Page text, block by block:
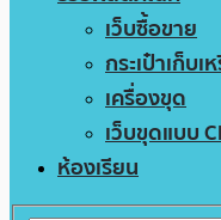
เว็บซื้อขาย
กระเป๋าเก็บ
เครื่องขุด
เว็บขุดแบบ
ห้องเรียน